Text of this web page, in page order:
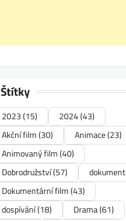
Štítky
2023(15) 2024(43)
Akční film(30) Animace(23)
Animovaný film(40)
Dobrodružství(57) dokument
Dokumentární film(43)
dospívání(18) Drama(61)